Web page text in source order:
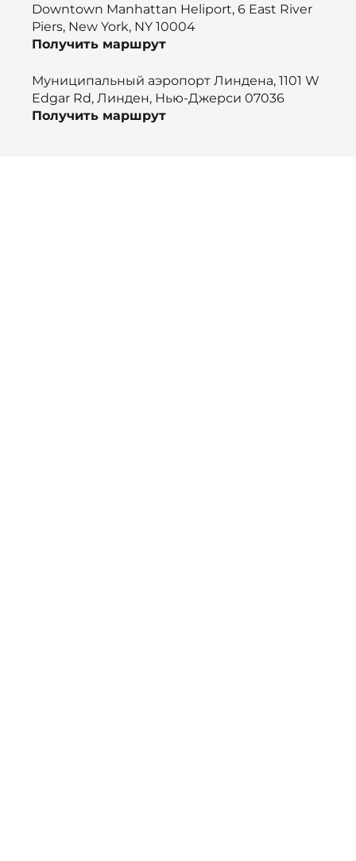
Downtown Manhattan Heliport, 6 East River
Piers, New York, NY 10004
Получить маршрут
Муниципальный аэропорт Линдена, 1101 W
Edgar Rd, Линден, Нью-Джерси 07036
Получить маршрут